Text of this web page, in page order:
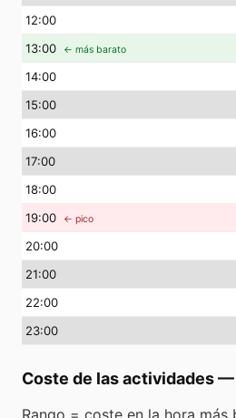
12:00
13:00 ← más barato
14:00
15:00
16:00
17:00
18:00
19:00 ← pico
20:00
21:00
22:00
23:00
Coste de las actividades—
Rango = coste en la hora más